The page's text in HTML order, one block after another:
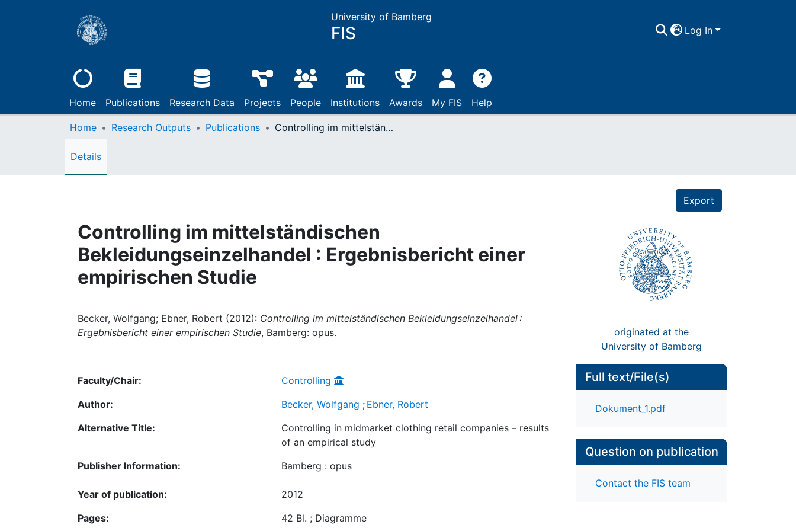
University of Bamberg
FIS Log In
Home Publications Research Data Projects People Institutions Awards My FIS Help
Home Research Outputs Publications Controlling im mittelständischen Bekleidungseinzelhandel : Ergebnisbericht einer empirischen Studie
Details
Export
Controlling im mittelständischen
Bekleidungseinzelhandel : Ergebnisbericht einer
empirischen Studie
Becker, Wolfgang; Ebner, Robert (2012): Controlling im mittelständischen Bekleidungseinzelhandel :
Ergebnisbericht einer empirischen Studie, Bamberg: opus.
originated at the
University of Bamberg
Faculty/Chair:
Controlling
Author:
Becker, Wolfgang ; Ebner, Robert
Alternative Title:
Controlling in midmarket clothing retail companies – results
of an empirical study
Publisher Information:
Bamberg : opus
Year of publication:
2012
Pages:
42 Bl. ; Diagramme
Full text/File(s)
Dokument_1.pdf
Question on publication
Contact the FIS team